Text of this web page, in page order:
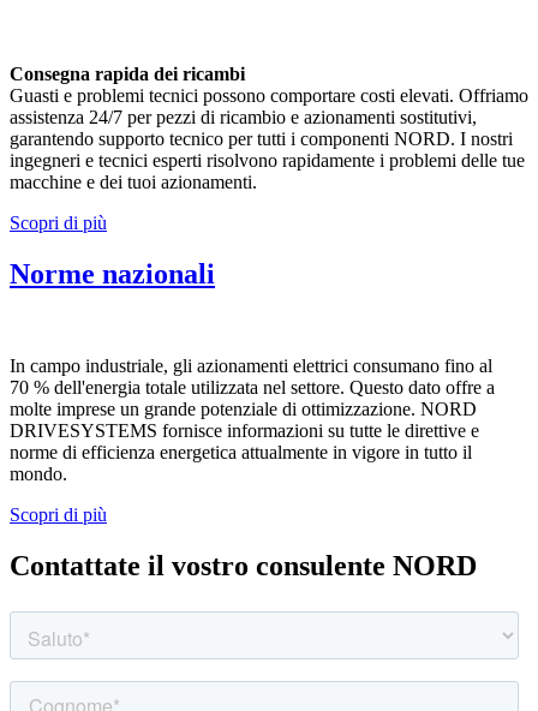
Consegna rapida dei ricambi
Guasti e problemi tecnici possono comportare costi elevati. Offriamo
assistenza 24/7 per pezzi di ricambio e azionamenti sostitutivi,
garantendo supporto tecnico per tutti i componenti NORD. I nostri
ingegneri e tecnici esperti risolvono rapidamente i problemi delle tue
macchine e dei tuoi azionamenti.
Scopri di più
Norme nazionali
In campo industriale, gli azionamenti elettrici consumano fino al
70 % dell'energia totale utilizzata nel settore. Questo dato offre a
molte imprese un grande potenziale di ottimizzazione. NORD
DRIVESYSTEMS fornisce informazioni su tutte le direttive e
norme di efficienza energetica attualmente in vigore in tutto il
mondo.
Scopri di più
Contattate il vostro consulente NORD